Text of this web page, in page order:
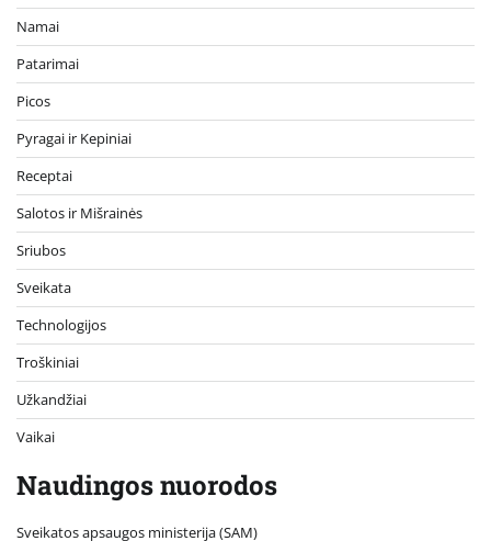
Namai
Patarimai
Picos
Pyragai ir Kepiniai
Receptai
Salotos ir Mišrainės
Sriubos
Sveikata
Technologijos
Troškiniai
Užkandžiai
Vaikai
Naudingos nuorodos
Sveikatos apsaugos ministerija (SAM)